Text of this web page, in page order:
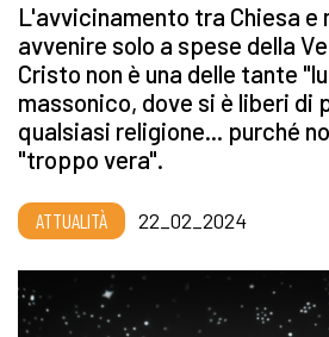
L'avvicinamento tra Chiesa e
avvenire solo a spese della
Cristo non è una delle tante
massonico, dove si è liberi di
qualsiasi religione... purché
"troppo vera".
ATTUALITÀ 22_02_2024